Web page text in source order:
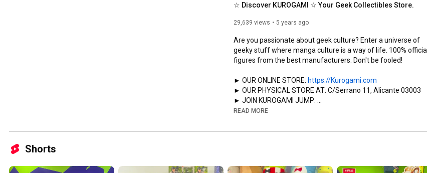
☆ Discover KUROGAMI ☆ Your Geek Collectibles Store.
29,639 views 5 years ago
Are you passionate about geek culture? Enter a universe of
geeky stuff where manga culture is a way of life. 100% official
figures from the best manufacturers. Don't be fooled!
► OUR ONLINE STORE: https://Kurogami.com
► OUR PHYSICAL STORE AT: C/Serrano 11, Alicante 03003
https://kurogami.com/es/suscripcion/k...
https://kurogami.com/es/grupo/pre-venta
READ MORE
Shorts